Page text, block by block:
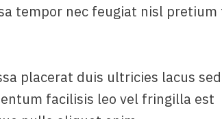
tempor nec feugiat nisl pretium
placerat duis ultricies lacus
facilisis leo vel fringilla est